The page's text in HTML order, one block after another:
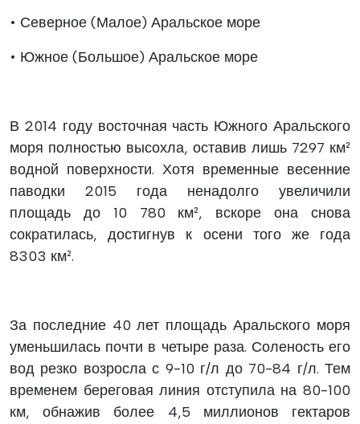
• Северное (Малое) Аральское море
• Южное (Большое) Аральское море
В 2014 году восточная часть Южного Аральского
моря полностью высохла, оставив лишь 7297 км²
водной поверхности. Хотя временные весенние
паводки 2015 года ненадолго увеличили
площадь до 10 780 км², вскоре она снова
сократилась, достигнув к осени того же года
8303 км².
За последние 40 лет площадь Аральского моря
уменьшилась почти в четыре раза. Соленость его
вод резко возросла с 9-10 г/л до 70-84 г/л. Тем
временем береговая линия отступила на 80-100
км, обнажив более 4,5 миллионов гектаров